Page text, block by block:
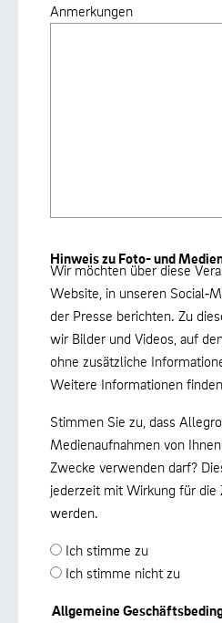
Anmerkungen
Hinweis zu Foto- und
Wir möchten über diese
Website, in unseren
der Presse berichten. Zu
wir Bilder und Videos, auf
ohne zusätzliche
Weitere Informationen
Stimmen Sie zu, dass
Medienaufnahmen von
Zwecke verwenden darf?
jederzeit mit Wirkung für
werden.
Ich stimme zu
Ich stimme nicht zu
Allgemeine